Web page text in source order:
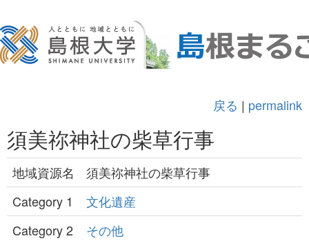
戻る | permalink
須美祢神社の柴草行事
地域資源名
須美祢神社の柴草行事
Category 1
文化遺産
Category 2
その他